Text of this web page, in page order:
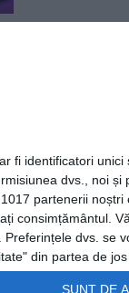
fi identificatori
dvs., noi și
partenerii
consimțământul.
dvs. se
din partea de jos
SUNT DE